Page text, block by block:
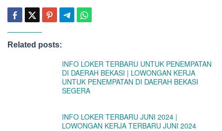
Related posts:
INFO LOKER TERBARU UNTUK PENEMPATAN
DI DAERAH BEKASI | LOWONGAN KERJA
UNTUK PENEMPATAN DI DAERAH BEKASI
SEGERA
INFO LOKER TERBARU JUNI 2024 |
LOWONGAN KERJA TERBARU JUNI 2024